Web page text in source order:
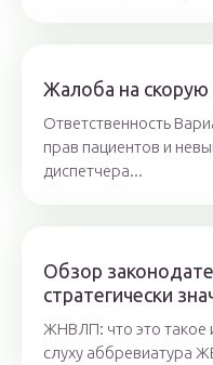
Жалоба на
Ответственность
прав пациентов и
диспетчера...
Обзор
стратегически
ЖНВЛП: что это такое
слуху аббревиатура